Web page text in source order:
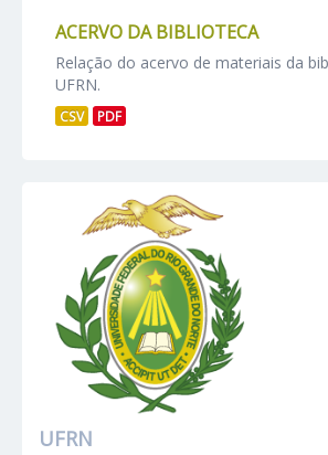
ACERVO DA BIBLIOTECA
Relação do acervo de materiais da
UFRN.
CSV PDF
UFRN